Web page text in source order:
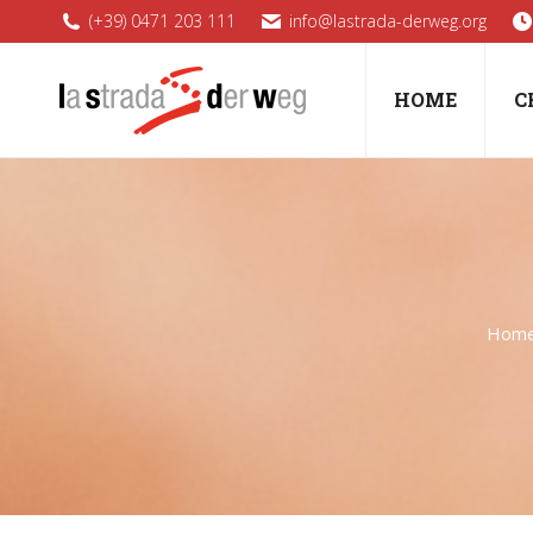
(+39) 0471 203 111 info@lastrada-derweg.org
HOME